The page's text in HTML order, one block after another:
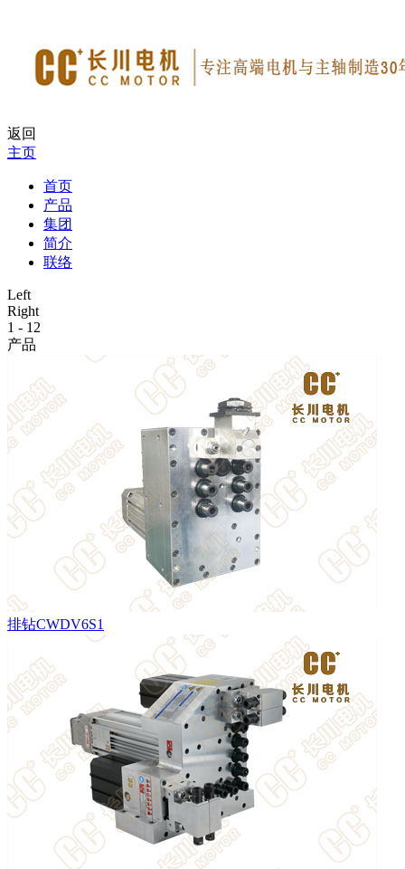
返回
主页
首页
产品
集团
简介
联络
Left
Right
1 - 12
产品
排钻CWDV6S1